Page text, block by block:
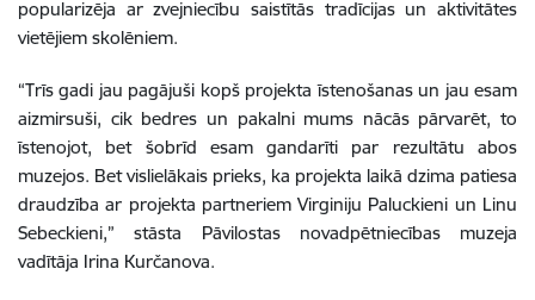
popularizēja ar zvejniecību saistītās tradīcijas un aktivitātes
vietējiem skolēniem.
“Trīs gadi jau pagājuši kopš projekta īstenošanas un jau esam
aizmirsuši, cik bedres un pakalni mums nācās pārvarēt, to
īstenojot, bet šobrīd esam gandarīti par rezultātu abos
muzejos. Bet vislielākais prieks, ka projekta laikā dzima patiesa
draudzība ar projekta partneriem Virginiju Paluckieni un Linu
Sebeckieni,” stāsta Pāvilostas novadpētniecības muzeja
vadītāja Irina Kurčanova.